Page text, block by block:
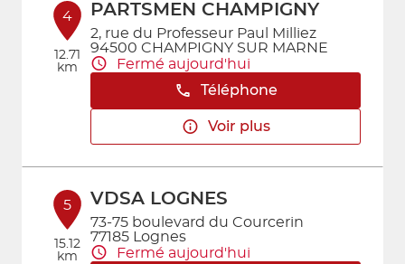
4
12.71
km
PARTSMEN CHAMPIGNY
2, rue du Professeur Paul Milliez
94500 CHAMPIGNY SUR MARNE
Fermé aujourd'hui
Téléphone
Voir plus
5
15.12
km
VDSA LOGNES
73-75 boulevard du Courcerin
77185 Lognes
Fermé aujourd'hui